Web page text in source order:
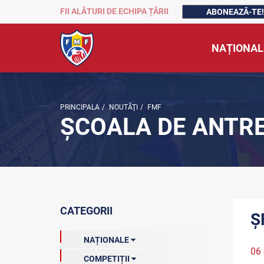
FII ALĂTURI DE ECHIPA ȚĂRII ABONEAZĂ-TE!
PRINCIPALA / NOUTĂŢI / FMF
ȘCOALA DE
CATEGORII
NAȚIONALE
COMPETIȚII
06